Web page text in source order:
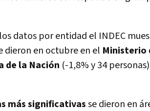
datos por entidad el INDEC
dieron en octubre en el Ministerio
de la Nación (-1,8% y 34
más significativasse dieron en